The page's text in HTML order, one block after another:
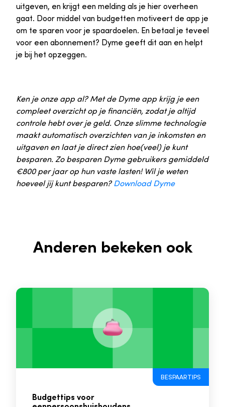
uitgeven, en krijgt een melding als je hier overheen
gaat. Door middel van budgetten motiveert de app je
om te sparen voor je spaardoelen. En betaal je teveel
voor een abonnement? Dyme geeft dit aan en helpt
je bij het opzeggen.
Ken je onze app al? Met de Dyme app krijg je een
compleet overzicht op je financiën, zodat je altijd
controle hebt over je geld. Onze slimme technologie
maakt automatisch overzichten van je inkomsten en
uitgaven en laat je direct zien hoe(veel) je kunt
besparen. Zo besparen Dyme gebruikers gemiddeld
€800 per jaar op hun vaste lasten! Wil je weten
hoeveel jij kunt besparen?Download Dyme
Anderen bekeken ook
BESPAARTIPS
Budgettips voor